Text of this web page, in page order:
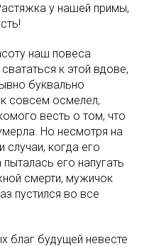
у нашей примы,
наш повеса
к этой вдове,
буквально
совсем осмелел,
весть о том, что
Но несмотря на
случаи, когда его
его напугать
смерти, мужичок
пустился во все
благ будущей невесте